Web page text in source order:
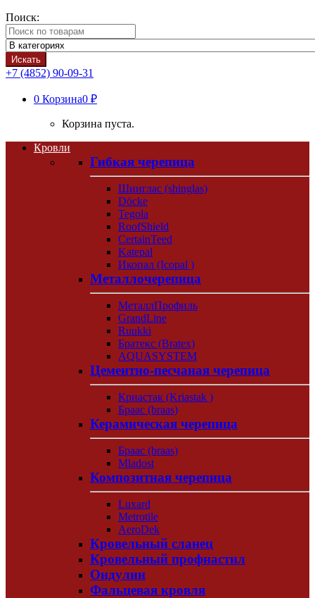
Поиск:
Искать
+7 (4852) 90-09-31
0 Корзина0 ₽
Корзина пуста.
Кровли
Гибкая черепица
Шинглас (shinglas)
Döcke
Tegola
RoofShield
CertainTeed
Katepal
Икопал (Icopal )
Металлочерепица
МеталлПрофиль
GrandLine
Ruukki
Братекс (Bratex)
AQUASYSTEM
Цементно-песчаная черепица
Криастак (Kriastak )
Браас (braas)
Керамическая черепица
Браас (braas)
Mladost
Композитная черепица
Luxard
Metrotile
AeroDek
Кровельный сланец
Кровельный профнастил
Ондулин
Фальцевая кровля